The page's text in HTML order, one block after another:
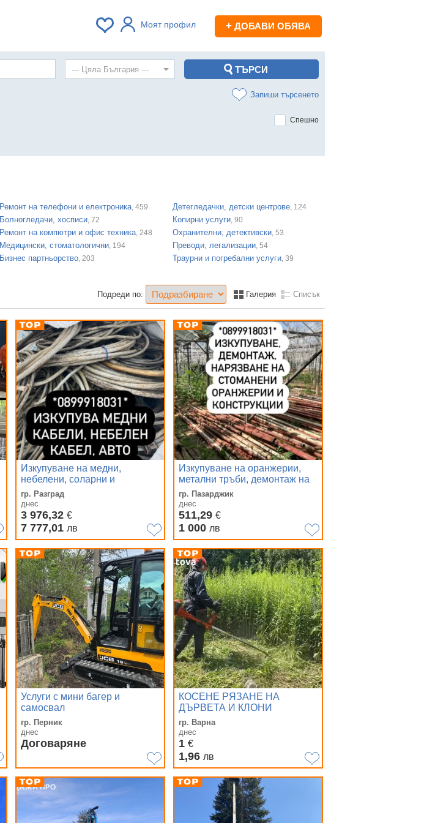
Моят профил + ДОБАВИ ОБЯВА
Запиши търсенето
Спешно
Ремонт на телефони и електроника, 459
Болногледачи, хосписи, 72
Ремонт на компютри и офис техника, 248
Медицински, стоматологични, 194
Бизнес партньорство, 203
Детегледачки, детски центрове, 124
Копирни услуги, 90
Охранителни, детективски, 53
Преводи, легализации, 54
Траурни и погребални услуги, 39
Подреди по: Галерия Списък
Изкупуване на медни,
небелени, соларни и
алуминиеви кабели,
инсталации!
гр. Разград
днес
3 976,32 €
7 777,01 лв
Изкупуване на оранжерии,
метални тръби, демонтаж на
конструкции и съоръжения!
гр. Пазарджик
днес
511,29 €
1 000 лв
Услуги с мини багер и
самосвал
гр. Перник
днес
Договаряне
КОСЕНЕ РЯЗАНЕ НА
ДЪРВЕТА И КЛОНИ
гр. Варна
днес
1 €
1,96 лв